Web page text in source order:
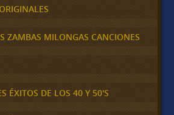
ZAMBAS MILONGAS CANCIONES
ÉXITOS DE LOS 40 Y 50'S